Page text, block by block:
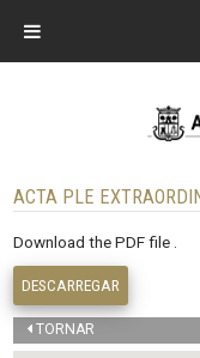
ACTA PLE
Download the PDF file .
DESCARREGAR
TORNAR